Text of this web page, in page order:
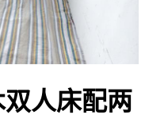
人床配两